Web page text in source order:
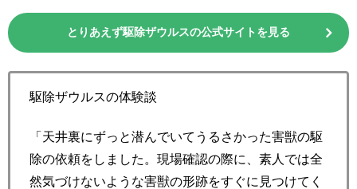
とりあえず駆除ザウルスの公式サイトを見る
駆除ザウルスの体験談
「天井裏にずっと潜んでいてうるさかった害獣の駆
除の依頼をしました。現場確認の際に、素人では全
然気づけないような害獣の形跡をすぐに見つけてく